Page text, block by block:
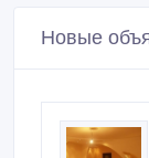
Новые